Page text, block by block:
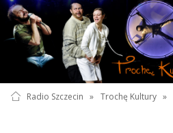
Radio Szczecin » Trochę Kultury »